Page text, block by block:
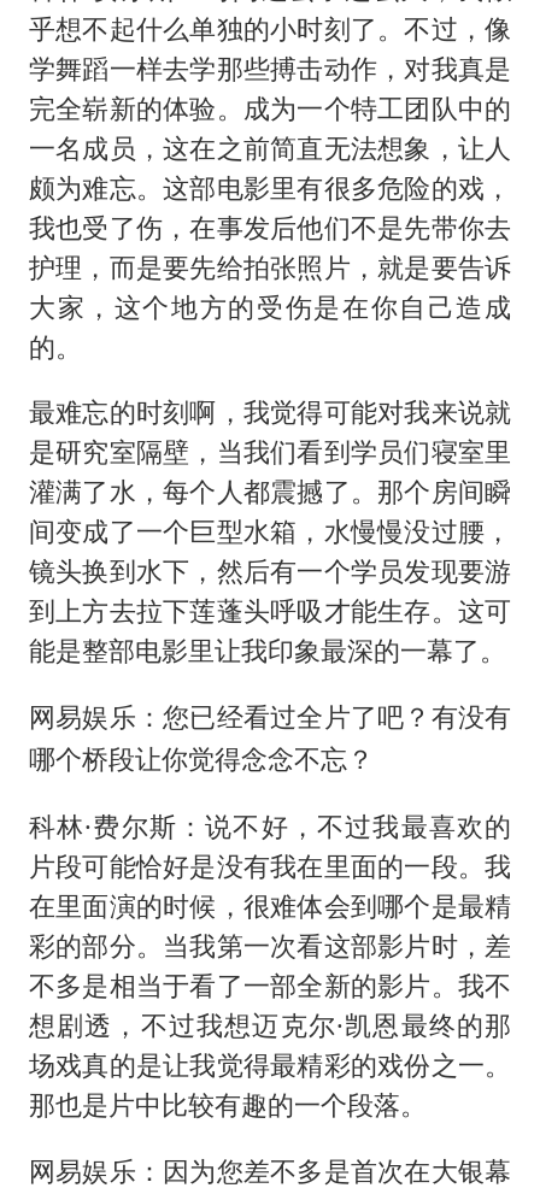
乎想不起什么单独的小时刻了。不过，像
学舞蹈一样去学那些搏击动作，对我真是
完全崭新的体验。成为一个特工团队中的
一名成员，这在之前简直无法想象，让人
颇为难忘。这部电影里有很多危险的戏，
我也受了伤，在事发后他们不是先带你去
护理，而是要先给拍张照片，就是要告诉
大家，这个地方的受伤是在你自己造成
的。
最难忘的时刻啊，我觉得可能对我来说就
是研究室隔壁，当我们看到学员们寝室里
灌满了水，每个人都震撼了。那个房间瞬
间变成了一个巨型水箱，水慢慢没过腰，
镜头换到水下，然后有一个学员发现要游
到上方去拉下莲蓬头呼吸才能生存。这可
能是整部电影里让我印象最深的一幕了。
网易娱乐：您已经看过全片了吧？有没有
哪个桥段让你觉得念念不忘？
科林·费尔斯：说不好，不过我最喜欢的
片段可能恰好是没有我在里面的一段。我
在里面演的时候，很难体会到哪个是最精
彩的部分。当我第一次看这部影片时，差
不多是相当于看了一部全新的影片。我不
想剧透，不过我想迈克尔·凯恩最终的那
场戏真的是让我觉得最精彩的戏份之一。
那也是片中比较有趣的一个段落。
网易娱乐：因为您差不多是首次在大银幕